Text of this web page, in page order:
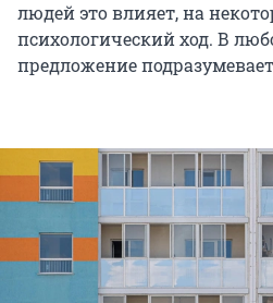
людей это влияет, на
психологический ход. В
предложение